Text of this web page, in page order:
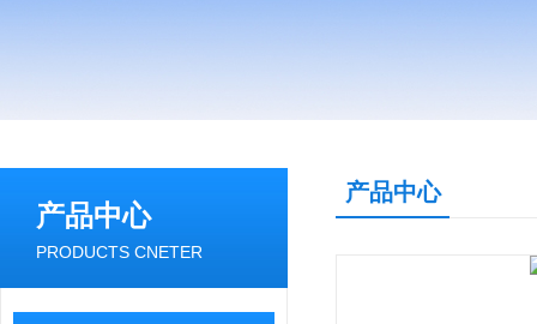
产品中心
PRODUCTS CNETER
产品中心